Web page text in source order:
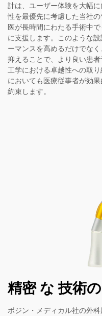
計は、ユーザー体験を大幅
性を最優先に考慮した当社
医が長時間にわたる手術中
に支援します。このような
ーマンスを高めるだけでな
抑えることで、より良い患
工学における卓越性への取
においても医療従事者が効
約束します。
精密 な 技術
ボジン・メディカル社の外